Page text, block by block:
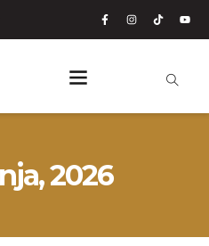
2026